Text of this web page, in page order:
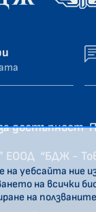
достъпност
ЕООД “БДЖ -
уебсайта ние
на всички
на